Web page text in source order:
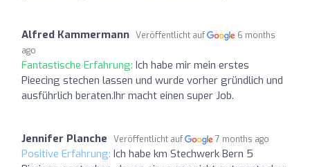
Alfred Kammermann Veröffentlicht auf
6 months
ago
Fantastische Erfahrung: Ich habe mir mein erstes
Pieecing stechen lassen und wurde vorher gründlich und
ausführlich beraten.Ihr macht einen super Job.
Jennifer Planche Veröffentlicht auf 7 months ago
Positive Erfahrung: Ich habe km Stechwerk Bern 5